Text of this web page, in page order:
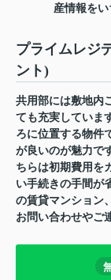
産情報をい
プライムレジ
ント)
共用部には敷地内
ても充実していま
ろに位置する物件
が良いのが魅力で
ちらは初期費用を
い手続きの手間が
の賃貸マンション
お問い合わせやご